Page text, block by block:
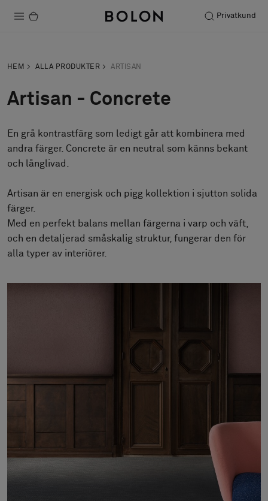
Privatkund
Hållbarhet
Installation
Underhåll
Designsamarbeten
FAQ
HEM ALLA PRODUKTER ARTISAN
Artisan - Concrete
En grå kontrastfärg som ledigt går att kombinera med
andra färger. Concrete är en neutral som känns bekant
och långlivad.
Artisan är en energisk och pigg kollektion i sjutton solida
färger.
Med en perfekt balans mellan färgerna i varp och väft,
och en detaljerad småskalig struktur, fungerar den för
alla typer av interiörer.